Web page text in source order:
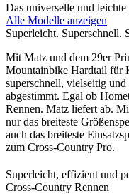
Das universelle und
Alle Modelle anzeigen
Superleicht. Superschnell.
Mit Matz und dem 29er
Mountainbike Hardtail für
superschnell, vielseitig
abgestimmt. Egal ob
Rennen. Matz liefert ab.
nur das breiteste
auch das breiteste
zum Cross-Country Pro.
Superleicht, effizient und
Cross-Country Rennen